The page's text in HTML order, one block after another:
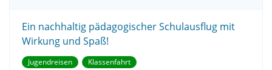
Ein nachhaltig pädagogischer Schulausflug mit
Wirkung und Spaß!
Jugendreisen Klassenfahrt